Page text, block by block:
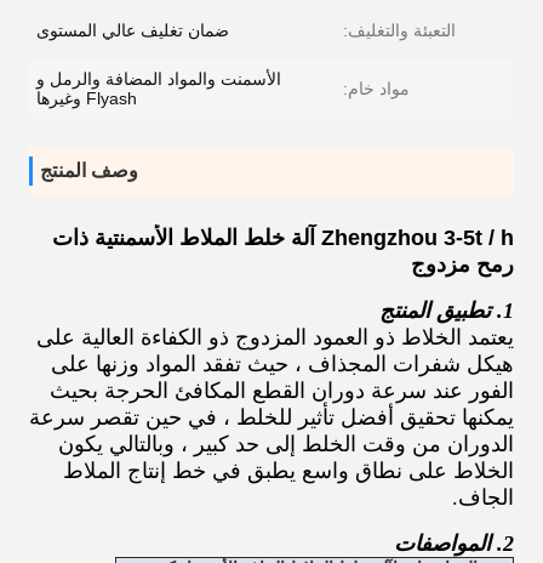
التعبئة والتغليف: ضمان تغليف عالي المستوى
مواد خام:
الأسمنت والمواد المضافة والرمل و
Flyash وغيرها
وصف المنتج
Zhengzhou 3-5t / h آلة خلط الملاط الأسمنتية ذات
رمح مزدوج
1. تطبيق المنتج
يعتمد الخلاط ذو العمود المزدوج ذو الكفاءة العالية على
هيكل شفرات المجذاف ، حيث تفقد المواد وزنها على
الفور عند سرعة دوران القطع المكافئ الحرجة بحيث
يمكنها تحقيق أفضل تأثير للخلط ، في حين تقصر سرعة
الدوران من وقت الخلط إلى حد كبير ، وبالتالي يكون
الخلاط على نطاق واسع يطبق في خط إنتاج الملاط
الجاف.
2. المواصفات